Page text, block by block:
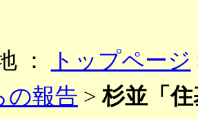
： トップページ
の報告 >杉並「